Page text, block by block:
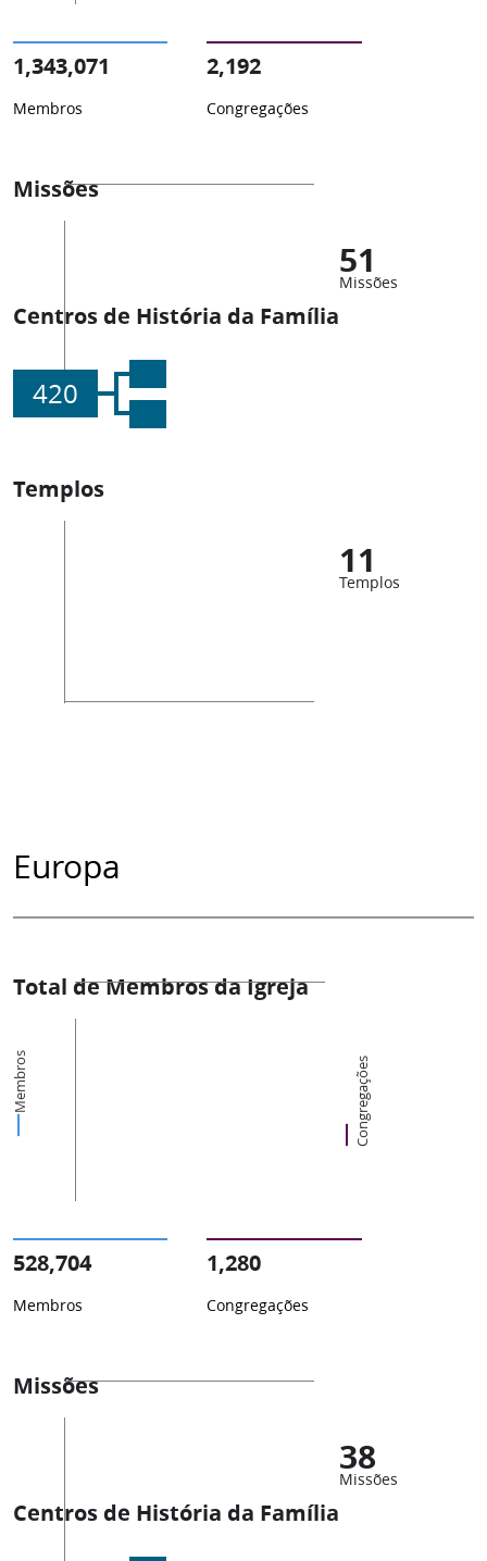
1,343,071
Membros
2,192
Congregações
Missões
51
Missões
Centros de História da Família
420
Templos
11
Templos
Europa
Total de Membros da Igreja
Membros Congregações
528,704
Membros
1,280
Congregações
Missões
38
Missões
Centros de História da Família